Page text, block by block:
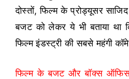
दोस्तों, फिल्म के प्रोड्यूसर
बजट को लेकर ये भी बताया था
फिल्म इंडस्ट्री की सबसे महंगी
फिल्म के बजट और बॉक्स